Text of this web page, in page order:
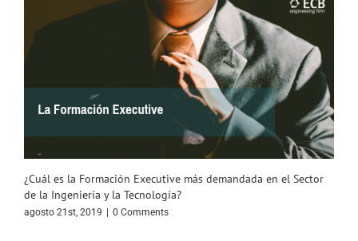
¿Cuál es la Formación Executive más demandada en el Sector
de la Ingeniería y la Tecnología?
agosto 21st, 2019 0 Comments